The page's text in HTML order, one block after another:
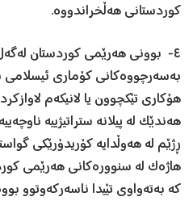
کوردستانی هەڵخراندووە.
٤- بوونی هەرێمی کوردستان لەگەڵ
بەسەرچووەکانی کۆماری ئیسلامی نه
هۆکاری تێکچوون یا لانیکەم
ھەندێک لە پیلانە ستراتیژییە
ڕژێم له هەوڵدایە کۆریدۆرێکی
هاژەک له سنوورەکانی ھەرێمی
که بەتەواوی تێیدا ناسەرکەوتوو